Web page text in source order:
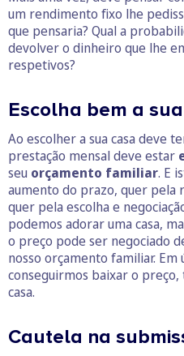
um rendimento fixo lhe
que pensaria? Qual a
devolver o dinheiro que lhe
respetivos?
Escolha bem a
Ao escolher a sua casa deve
prestação mensal deve estar
seu orçamento familiar. E
aumento do prazo, quer pela
quer pela escolha e
podemos adorar uma casa,
o preço pode ser negociado
nosso orçamento familiar. Em
conseguirmos baixar o
casa.
Cautela na